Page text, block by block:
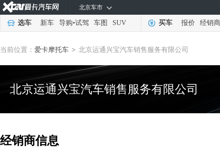
北京车市
选车 新车 导购•试驾 车图 SUV 买车 报价 经销商
当前位置： 爱卡摩托车 > 北京运通兴宝汽车销售服务有限公司
北京运通兴宝汽车销售服务有限公司
经销商信息